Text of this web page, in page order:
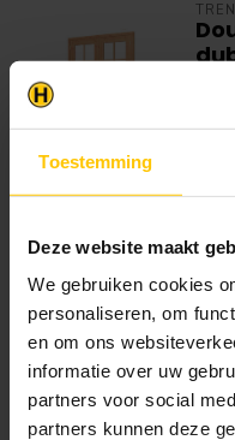
Toestemming
Deze website maakt
We gebruiken cookies
personaliseren, om
en om ons
informatie over uw
partners voor social
partners kunnen deze
van
Op
Let
bij